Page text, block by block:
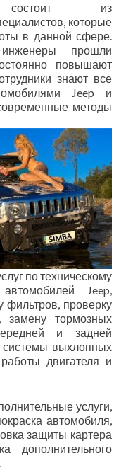
из
которые
в данной сфере.
прошли
повышают
знают все
Jeep и
методы
по техническому
Jeep,
фильтров, проверку
замену тормозных
и задней
системы выхлопных
двигателя и
услуги,
автомобиля,
защиты картера
дополнительного